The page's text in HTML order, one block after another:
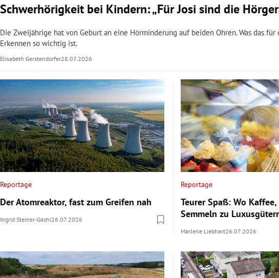
Schwerhörigkeit bei Kindern: „Für Josi sind die
Die Zweijährige hat von Geburt an eine Hörminderung auf beiden Ohren. Was das
Erkennen so wichtig ist.
Elisabeth Gerstendorfer28.07.2026
Reportage
Der Atomreaktor, fast zum Greifen nah
Ingrid Steiner-Gashi26.07.2026
Reportage
Teurer Spaß: Wo
Semmeln zu
Marlene Liebhart26.07.2026